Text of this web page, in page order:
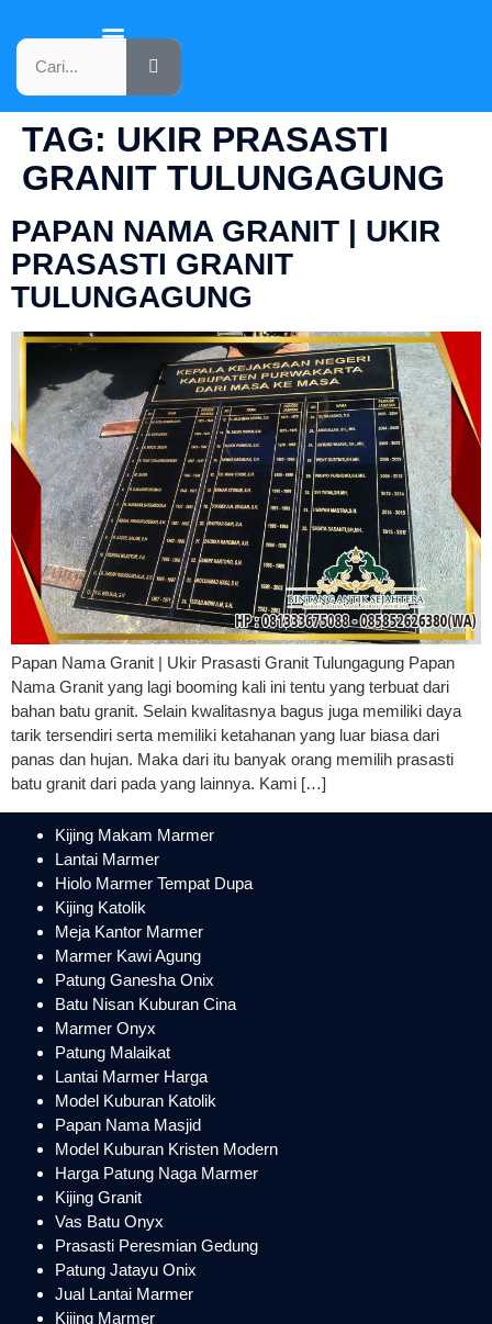
TAG: UKIR PRASASTI
GRANIT TULUNGAGUNG
PAPAN NAMA GRANIT | UKIR
PRASASTI GRANIT
TULUNGAGUNG
Papan Nama Granit | Ukir Prasasti Granit Tulungagung Papan
Nama Granit yang lagi booming kali ini tentu yang terbuat dari
bahan batu granit. Selain kwalitasnya bagus juga memiliki daya
tarik tersendiri serta memiliki ketahanan yang luar biasa dari
panas dan hujan. Maka dari itu banyak orang memilih prasasti
batu granit dari pada yang lainnya. Kami […]
Kijing Makam Marmer
Lantai Marmer
Hiolo Marmer Tempat Dupa
Kijing Katolik
Meja Kantor Marmer
Marmer Kawi Agung
Patung Ganesha Onix
Batu Nisan Kuburan Cina
Marmer Onyx
Patung Malaikat
Lantai Marmer Harga
Model Kuburan Katolik
Papan Nama Masjid
Model Kuburan Kristen Modern
Harga Patung Naga Marmer
Kijing Granit
Vas Batu Onyx
Prasasti Peresmian Gedung
Patung Jatayu Onix
Jual Lantai Marmer
Kijing Marmer